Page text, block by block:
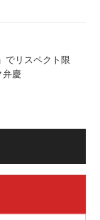
でリスペクト限
弁慶